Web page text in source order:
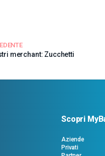
merchant: Zucchetti
Scopri
Aziende
Privati